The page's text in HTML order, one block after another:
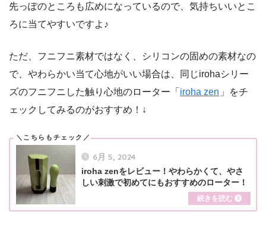
先っぽのところも広めになっているので、気持ちいいとこ
ろに当てやすいですよ♪
ただ、フニフニ素材ではなく、シリコンの固めの素材なの
で、やわらかい当て心地がいい場合は、同じirohaシリー
ズのフニフニした触り心地のローター「 iroha zen 」をチ
ェックしてみるのがおすすめ！↓
6月 5, 2024
iroha zenをレビュー！やわらかくて、やさ
しい刺激で初めてにもおすすめのローター！